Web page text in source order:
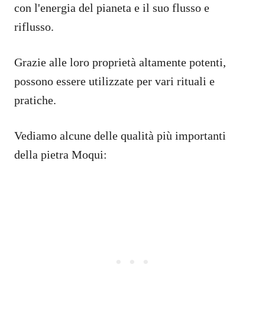
con l'energia del pianeta e il suo flusso e
riflusso.
Grazie alle loro proprietà altamente potenti,
possono essere utilizzate per vari rituali e
pratiche.
Vediamo alcune delle qualità più importanti
della pietra Moqui: